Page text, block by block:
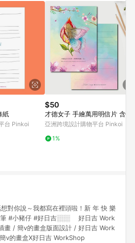
紙
台 Pinkoi
$50
才德女子 手繪萬用明信片 含信封
亞洲跨境設計購物平台 Pinkoi
1%
對你說～我都寫在裡頭啦！新 年 快 樂
筆 #小豬仔 #好日吉░░░ 好日吉 Work
/ 簡v的畫盒版面設計 / 好日吉 Work
畫盒X好日吉 WorkShop